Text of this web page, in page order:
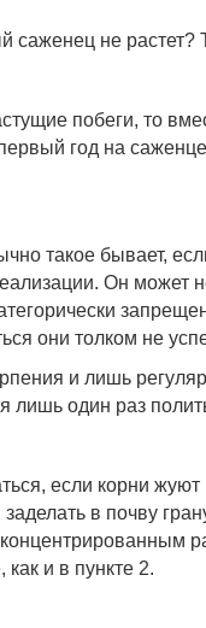
саженец не растет?
побеги, то
год на
такое бывает,
Он может
они толком не
и лишь
лишь один раз
если корни
в почву
и в пункте 2.